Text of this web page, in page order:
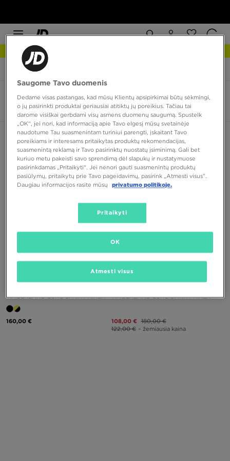
JD Sports Timberland Euro Sprint Hiker
Timberland Euro Sprint Hiker
2 produktai
Rūšiuoti:Rekomenduojama Filtruoti
TIMBERLAND EURO SPRINT HIKER
160,00 €
PUIKUS PASIŪLYMAS
TIMBERLAND EURO SPRINT HIKER
108,00 € 180,00 €
122,00 € – žemiausia kaina
Saugome Tavo duomenis
Dedame visas pastangas, kad mūsų Klientų apsipirkimai būtų sėkmingi,
o jų pasirinkti produktai geriausiai atitiktų jų poreikius. Tačiau tai
darome visiškai gerbdami visų asmens duomenų saugumą. Spustelk
„OK“, jei nori, kad informaciją apie Tavo elgesį mūsų svetainėje
naudotume Tau suasmenintam turiniui parengti, įskaitant Tavo
poreikiams ir interesams pritaikytas produktų rekomendacijas,
suasmenintą reklamą ir Tavo pasirinktų nuostatų įsiminimą. Gali bet
kuriuo metu pakeisti savo sprendimą dėl slapukų ir nustatymuose
pasirinkdamas „Pritaikyti“. Jei nenori gauti suasmenintų produktų
pasiūlymų, pritaikytų prie Tavo pageidavimų, pasirink „Atmesti visus”.
Daugiau informacijos rasite mūsų
privatumo politikoje.
Pritaikyti
Atmesti visus
OK